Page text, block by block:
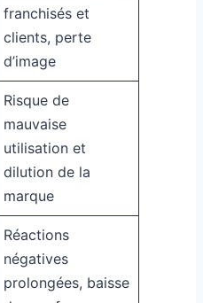
franchisés et
clients, perte
d’image
Risque de
mauvaise
utilisation et
dilution de la
marque
Réactions
négatives
prolongées, baisse